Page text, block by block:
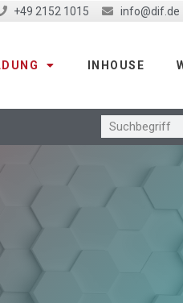
+49 2152 1015 info@dif.de
INHOUSE